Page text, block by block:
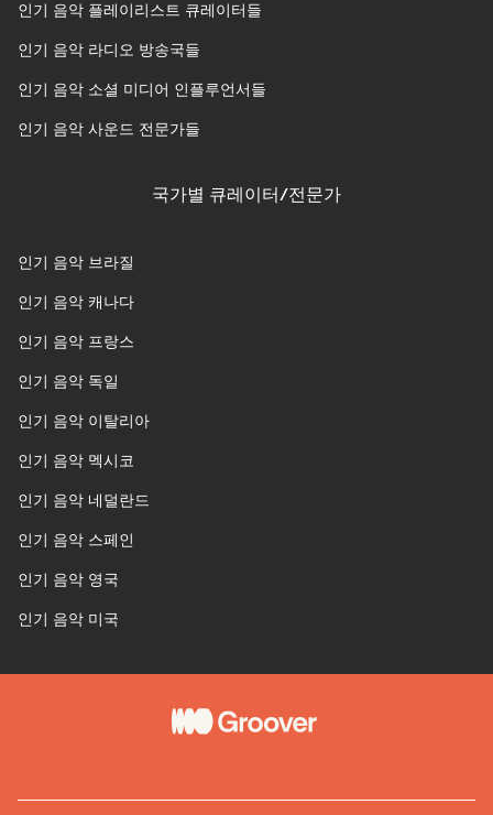
인기 음악 플레이리스트 큐레이터들
인기 음악 라디오 방송국들
인기 음악 소셜 미디어 인플루언서들
인기 음악 사운드 전문가들
국가별 큐레이터/전문가
인기 음악 브라질
인기 음악 캐나다
인기 음악 프랑스
인기 음악 독일
인기 음악 이탈리아
인기 음악 멕시코
인기 음악 네덜란드
인기 음악 스페인
인기 음악 영국
인기 음악 미국